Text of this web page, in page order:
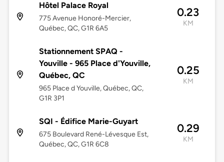
Hôtel Palace Royal
775 Avenue Honoré-Mercier,
Québec, QC, G1R 6A5
0.23
KM
Stationnement SPAQ -
Youville - 965 Place d'Youville,
Québec, QC
965 Place d Youville, Québec, QC,
G1R 3P1
0.25
KM
SQI - Édifice Marie-Guyart
675 Boulevard René-Lévesque Est,
Québec, QC, G1R 6C8
0.29
KM